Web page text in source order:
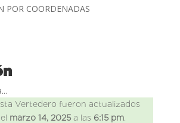
POR COORDENADAS
Vertedero fueron actualizados
marzo 14, 2025a las 6:15 pm.